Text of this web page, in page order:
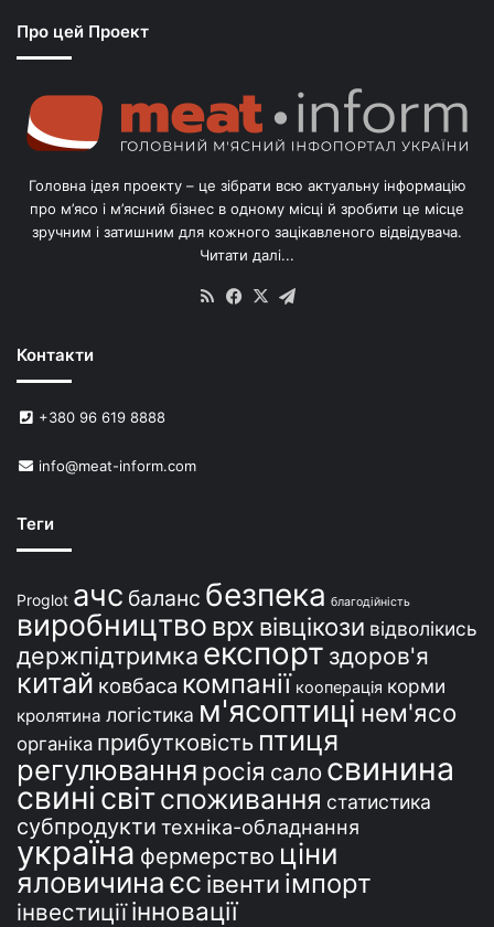
п
о
е
й
У
р
ї
Про цей Проект
Головна ідея проекту – це зібрати всю актуальну інформацію
про м’ясо і м’ясний бізнес в одному місці й зробити це місце
зручним і затишним для кожного зацікавленого відвідувача.
Читати далі...
RSS Facebook
X
Контакти
+380 96 619 8888
info@meat-inform.com
Теги
Proglot ачс баланс безпека благодійність
виробництво врх вівцікози відволікись
держпідтримка експорт здоров'я
китай ковбаса компанії кооперація корми
кролятина логістика м'ясоптиці нем'ясо
органіка прибутковість птиця
регулювання росія сало свинина
свині світспоживання статистика
субпродукти техніка-обладнання
україна фермерство ціни
яловичинаєс івенти імпорт
інвестиції інновації